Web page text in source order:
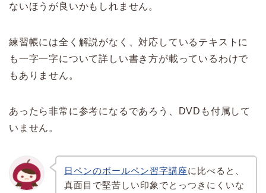
ないほうが良いかもしれません。
練習帳には全く解説がなく、対応しているテキストに
も一字一字について詳しい書き方が載っているわけで
もありません。
あったら非常に参考になるであろう、DVDも付属して
いません。
日ペンのボールペン習字講座に比べると、
真面目で堅苦しい印象でとっつきにくいな